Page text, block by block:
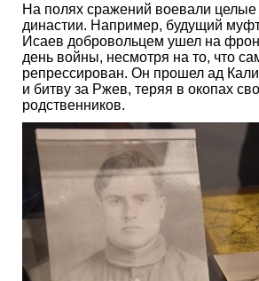
На полях сражений воевали целые
династии. Например, будущий
Исаев добровольцем ушел на
день войны, несмотря на то, что
репрессирован. Он прошел ад
и битву за Ржев, теряя в окопах
родственников.